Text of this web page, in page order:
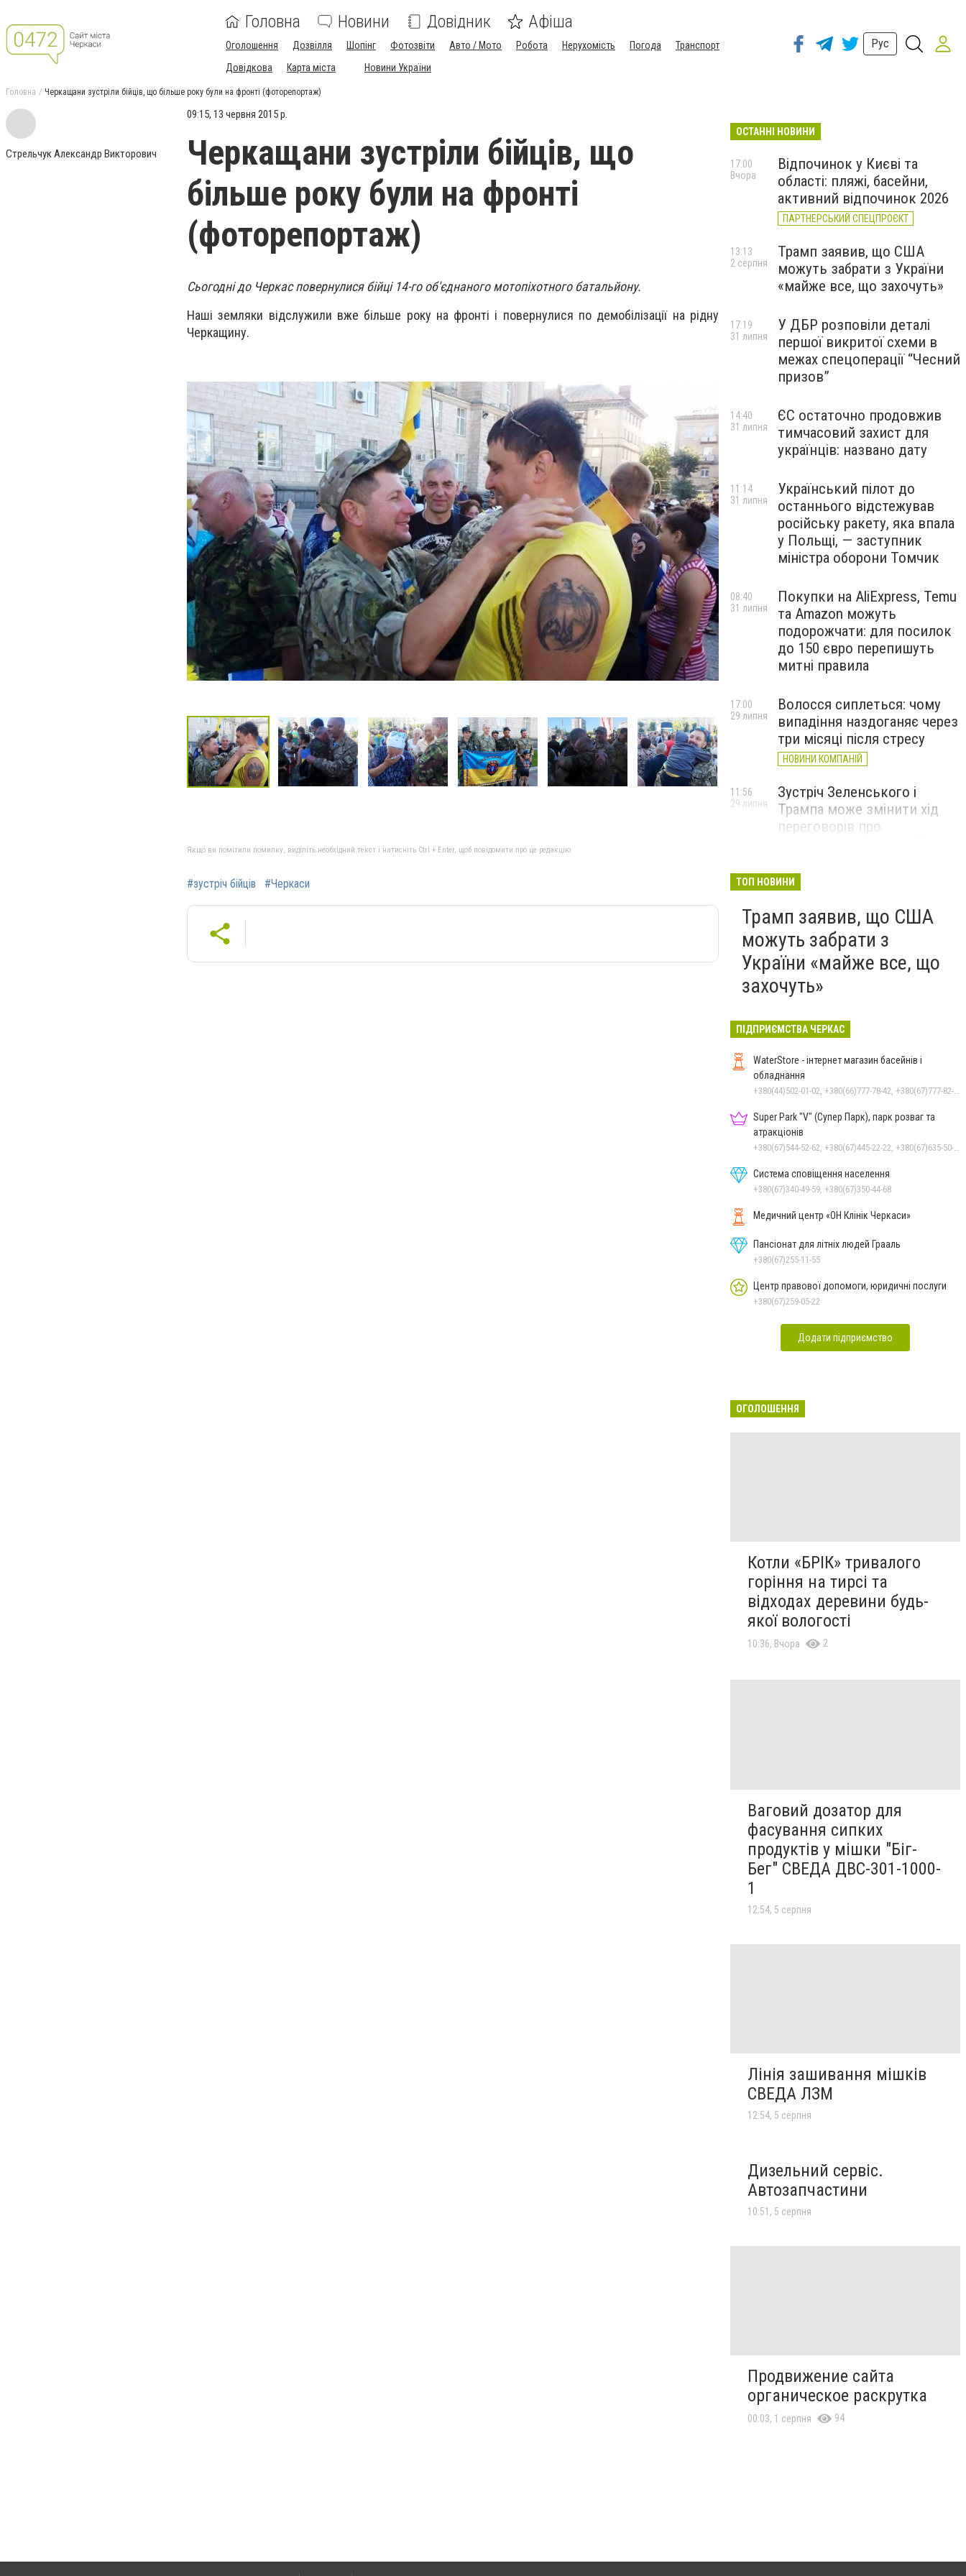
Головна Новини Довідник Афіша
Оголошення Дозвілля Шопінг Фотозвіти Авто / Мото Робота Нерухомість Погода
Транспорт
Довідкова
Карта міста Новини України
Рус
Головна Черкащани зустріли бійців, що більше року були на фронті (фоторепортаж)
Стрельчук Александр Викторович
09:15, 13 червня 2015 р.
Черкащани зустріли бійців, що
більше року були на фронті
(фоторепортаж)
Сьогодні до Черкас повернулися бійці 14-го об'єднаного мотопіхотного батальйону.
Наші земляки відслужили вже більше року на фронті і повернулися по демобілізації на рідну
Черкащину.
Якщо ви помітили помилку, виділіть необхідний текст і натисніть Ctrl + Enter, щоб повідомити про це редакцію
#зустріч бійців #Черкаси
ОСТАННІ НОВИНИ
Відпочинок у Києві та
області: пляжі, басейни,
активний відпочинок 2026
ПАРТНЕРСЬКИЙ СПЕЦПРОЄКТ
17:00
Вчора
Трамп заявив, що США
можуть забрати з України
«майже все, що захочуть»
13:13
2 серпня
У ДБР розповіли деталі
першої викритої схеми в
межах спецоперації “Чесний
призов”
17:19
31 липня
ЄС остаточно продовжив
тимчасовий захист для
українців: названо дату
14:40
31 липня
Український пілот до
останнього відстежував
російську ракету, яка впала
у Польщі, — заступник
міністра оборони Томчик
11:14
31 липня
Покупки на AliExpress, Temu
та Amazon можуть
подорожчати: для посилок
до 150 євро перепишуть
митні правила
08:40
31 липня
Волосся сиплеться: чому
випадіння наздоганяє через
три місяці після стресу
НОВИНИ КОМПАНІЙ
17:00
29 липня
Зустріч Зеленського і
Трампа може змінити хід
переговорів про
11:56
29 липня
ТОП НОВИНИ
Трамп заявив, що США
можуть забрати з
України «майже все, що
захочуть»
ПІДПРИЄМСТВА ЧЕРКАС
WaterStore - інтернет магазин басейнів і
обладнання
+380(44)502-01-02, +380(66)777-78-42, +380(67)777-82-19, +380(67)890-80-80, +380(73)890-80-80, +380(44)502-01-03
Super Park "V" (Супер Парк), парк розваг та
атракціонів
+380(67)544-52-62, +380(67)445-22-22, +380(67)635-50-50
Система сповіщення населення
+380(67)340-49-59, +380(67)350-44-68
Медичний центр «ОН Клінік Черкаси»
Пансіонат для літніх людей Грааль
+380(67)255-11-55
Центр правової допомоги, юридичні послуги
+380(67)259-05-22
Додати підприємство
ОГОЛОШЕННЯ
Котли «БРІК» тривалого
горіння на тирсі та
відходах деревини будь-
якої вологості
10:36, Вчора 2
Ваговий дозатор для
фасування сипких
продуктів у мішки "Біг-
Бег" СВЕДА ДВС-301-1000-
1
12:54, 5 серпня
Лінія зашивання мішків
СВЕДА ЛЗМ
12:54, 5 серпня
Дизельний сервіс.
Автозапчастини
10:51, 5 серпня
Продвижение сайта
органическое раскрутка
00:03, 1 серпня 94